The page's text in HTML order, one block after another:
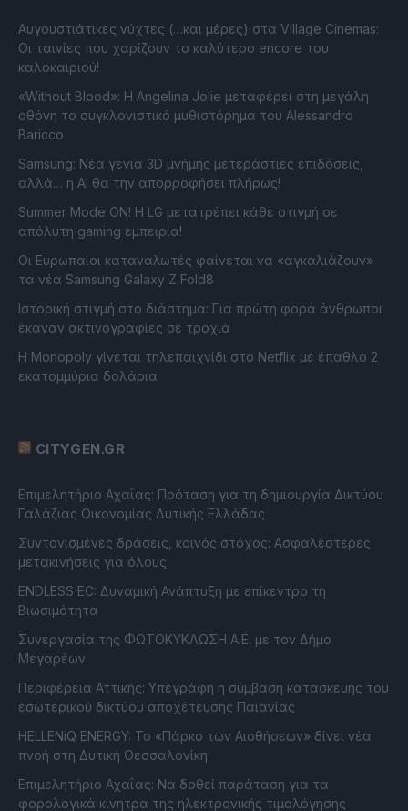
Αυγουστιάτικες νύχτες (…και μέρες) στα Village Cinemas:
Οι ταινίες που χαρίζουν το καλύτερο encore του
καλοκαιριού!
«Without Blood»: Η Angelina Jolie μεταφέρει στη μεγάλη
οθόνη το συγκλονιστικό μυθιστόρημα του Alessandro
Baricco
Samsung: Νέα γενιά 3D μνήμης μετεράστιες επιδόσεις,
αλλά… η AI θα την απορροφήσει πλήρως!
Summer Mode ON! Η LG μετατρέπει κάθε στιγμή σε
απόλυτη gaming εμπειρία!
Οι Ευρωπαίοι καταναλωτές φαίνεται να «αγκαλιάζουν»
τα νέα Samsung Galaxy Z Fold8
Ιστορική στιγμή στο διάστημα: Για πρώτη φορά άνθρωποι
έκαναν ακτινογραφίες σε τροχιά
Η Monopoly γίνεται τηλεπαιχνίδι στο Netflix με έπαθλο 2
εκατομμύρια δολάρια
CITYGEN.GR
Επιμελητήριο Αχαΐας: Πρόταση για τη δημιουργία Δικτύου
Γαλάζιας Οικονομίας Δυτικής Ελλάδας
Συντονισμένες δράσεις, κοινός στόχος: Ασφαλέστερες
μετακινήσεις για όλους
ENDLESS EC: Δυναμική Ανάπτυξη με επίκεντρο τη
Βιωσιμότητα
Συνεργασία της ΦΩΤΟΚΥΚΛΩΣΗ Α.Ε. με τον Δήμο
Μεγαρέων
Περιφέρεια Αττικής: Υπεγράφη η σύμβαση κατασκευής του
εσωτερικού δικτύου αποχέτευσης Παιανίας
HELLENiQ ENERGY: Το «Πάρκο των Αισθήσεων» δίνει νέα
πνοή στη Δυτική Θεσσαλονίκη
Επιμελητήριο Αχαΐας: Να δοθεί παράταση για τα
φορολογικά κίνητρα της ηλεκτρονικής τιμολόγησης